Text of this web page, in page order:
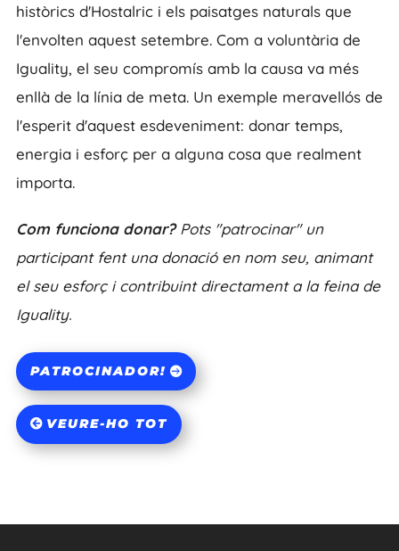
històrics d'Hostalric i els paisatges naturals que
l'envolten aquest setembre. Com a voluntària de
Iguality, el seu compromís amb la causa va més
enllà de la línia de meta. Un exemple meravellós de
l'esperit d'aquest esdeveniment: donar temps,
energia i esforç per a alguna cosa que realment
importa.
Com funciona donar?Pots "patrocinar" un
participant fent una donació en nom seu, animant
el seu esforç i contribuint directament a la feina de
Iguality.
PATROCINADOR!
VEURE-HO TOT